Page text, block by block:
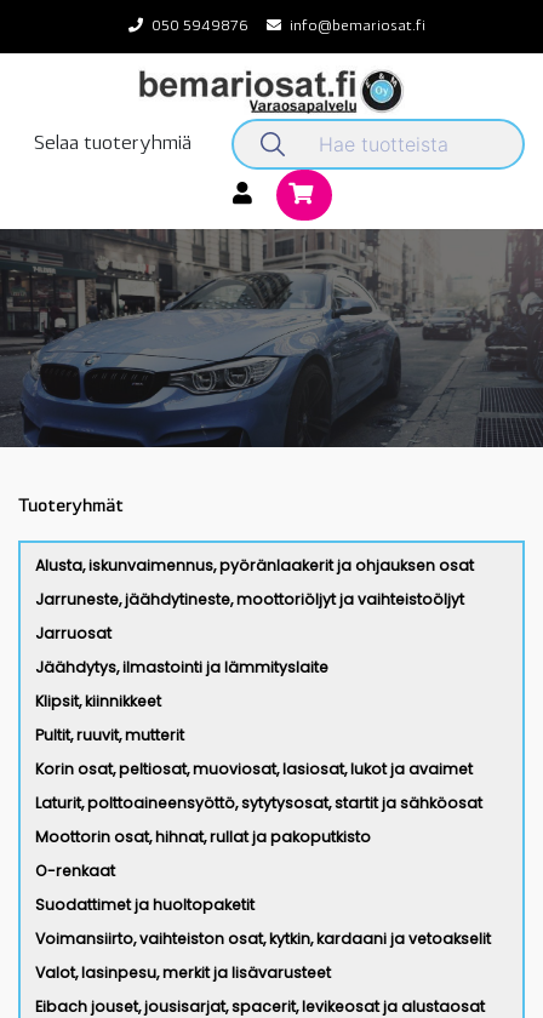
content
050 5949876 info@bemariosat.fi
Selaa tuoteryhmiä
Tuoteryhmät
Alusta, iskunvaimennus, pyöränlaakerit ja ohjauksen osat
Jarruneste, jäähdytineste, moottoriöljyt ja vaihteistoöljyt
Jarruosat
Jäähdytys, ilmastointi ja lämmityslaite
Klipsit, kiinnikkeet
Pultit, ruuvit, mutterit
Korin osat, peltiosat, muoviosat, lasiosat, lukot ja avaimet
Laturit, polttoaineensyöttö, sytytysosat, startit ja sähköosat
Moottorin osat, hihnat, rullat ja pakoputkisto
O-renkaat
Suodattimet ja huoltopaketit
Voimansiirto, vaihteiston osat, kytkin, kardaani ja vetoakselit
Valot, lasinpesu, merkit ja lisävarusteet
Eibach jouset, jousisarjat, spacerit, levikeosat ja alustaosat